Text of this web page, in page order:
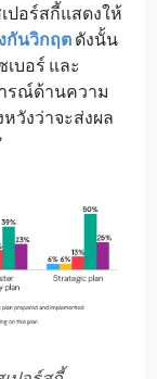
ปอร์สกี้แสดงให้
กันวิกฤต ดังนั้น
บอร์ และ
รณ์ด้านความ
วังว่าจะส่งผล